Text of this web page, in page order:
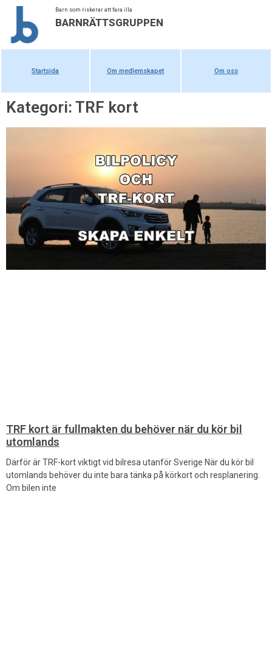
Barn som riskerar att fara illa
BARNRÄTTSGRUPPEN
Startsida Om medlemskapet Om oss
Kategori: TRF kort
TRF kort är fullmakten du behöver när du kör bil
utomlands
Därför är TRF-kort viktigt vid bilresa utanför Sverige När du kör bil
utomlands behöver du inte bara tänka på körkort och resplanering.
Om bilen inte